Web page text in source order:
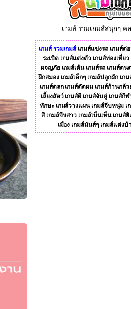
เกมส์ รวมเกมส์สนุกๆ ค
เกมส์ รวมเกมส์ เกมส์แข่งรถ เกมส์ต่อ
ระเบิด เกมส์แต่งตัว เกมส์ท่องเที่ยว
ผจญภัย เกมส์เต้น เกมส์รถ เกมส์ดน
ฝึกสมอง เกมส์เด็กๆ เกมส์ปลูกผัก เก
เกมส์ตลก เกมส์ตัดผม เกมส์ก้านกล้ว
เลี้ยงสัตว์ เกมส์ผี เกมส์จับคู่ เกมส์กีฬ
ทักษะ เกมส์วางแผน เกมส์จีบหนุ่ม เ
สี เกมส์จีบสาว เกมส์เบ็นเท็น เกมส์ยิ
เมือง เกมส์มันส์ๆ เกมส์แต่งบ้